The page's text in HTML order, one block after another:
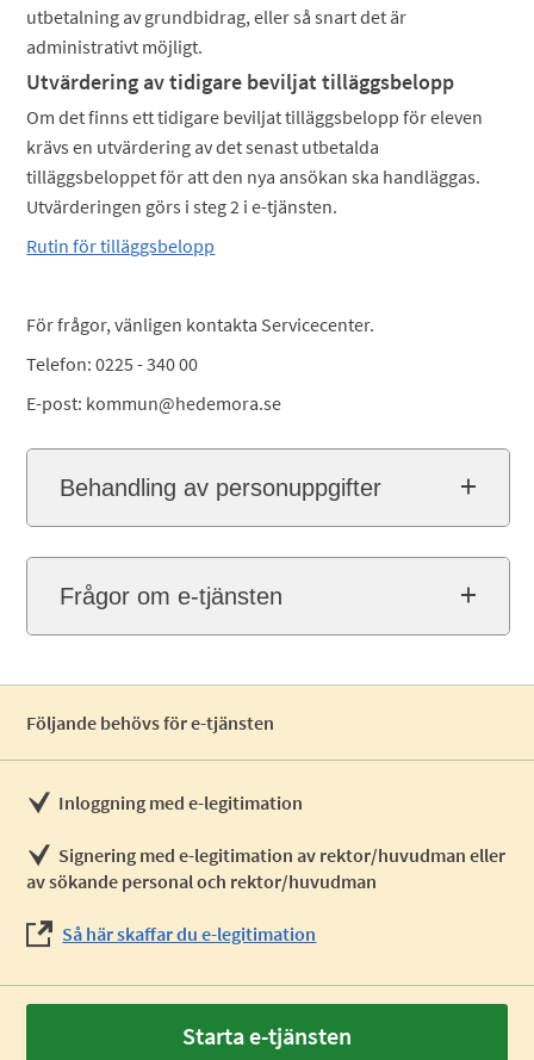
utbetalning av grundbidrag, eller så snart det är
administrativt möjligt.
Utvärdering av tidigare beviljat tilläggsbelopp
Om det finns ett tidigare beviljat tilläggsbelopp för eleven
krävs en utvärdering av det senast utbetalda
tilläggsbeloppet för att den nya ansökan ska handläggas.
Utvärderingen görs i steg 2 i e-tjänsten.
Rutin för tilläggsbelopp
För frågor, vänligen kontakta Servicecenter.
Telefon: 0225 - 340 00
E-post: kommun@hedemora.se
Behandling av personuppgifter
Frågor om e-tjänsten
Följande behövs för e-tjänsten
Inloggning med e-legitimation
Signering med e-legitimation av rektor/huvudman eller
av sökande personal och rektor/huvudman
Så här skaffar du e-legitimation
Starta e-tjänsten